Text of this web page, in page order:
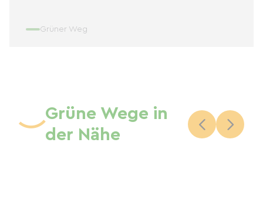
Grüner Weg
Grüne Wege in
der Nähe